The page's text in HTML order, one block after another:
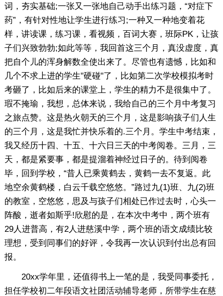
词，夯实基础;一张又一张地自己动手出练习题，“对症下
药”，有针对性地让学生进行练习;一种又一种地变着花
样，讲读课，练习课，看视频，百词大赛，班际PK，让孩
子们兴致勃勃;如此等等，我回首这三个月，真没虚度，真
把自个儿的浑身解数全使出来了。尽管也有遗憾，比如和
几个不求上进的学生"硬碰"了，比如第二次学校模拟考时
考砸了，比如后来的课堂上，学生的精力不是很集中了。
瑕不掩瑜，我想，总体来说，我给自己的三个月中考复习
之旅点赞。这是热火朝天的三个月，这是影响孩子们人生
的三个月，这是我忙并快乐着的.三个月。学生中考结束，
我又经历十四、十五、十六日三天的中考阅卷。三月，三
天，都是紧要事，都是提溜着神经过日子的。待到阅卷
毕，回到学校，“昔人已乘黄鹤去，黄鹤一去不复返。此
地空余黄鹤楼，白云千载空悠悠。”路过九(1)班、九(2)班
的教室，空悠悠，思及与孩子们相处已作过去时，心头一
阵酸，逝者如斯乎!欣慰的是，在本次中考中，两个班有
29人进普高，有2人进慈溪中学，两个班的语文成绩比较
理想，受到同事们的好评，令我再一次认识到付出总有回
报。
20xx学年里，还值得书上一笔的是，我受同事委托，
担任学校初二年段语文社团活动辅导老师，所带学生在慈